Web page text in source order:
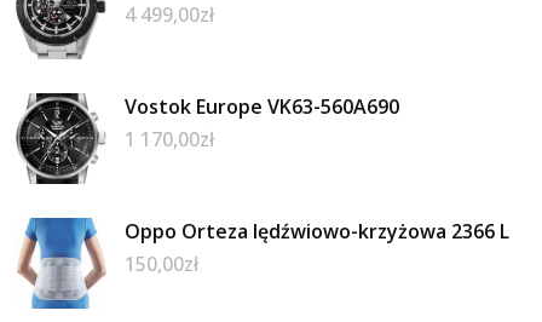
4 499,00zł
Vostok Europe VK63-560A690
1 170,00zł
Oppo Orteza lędźwiowo-krzyżowa 2366 L
150,00zł